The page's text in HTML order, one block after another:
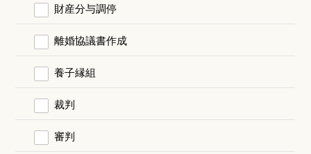
財産分与調停
離婚協議書作成
養子縁組
裁判
審判